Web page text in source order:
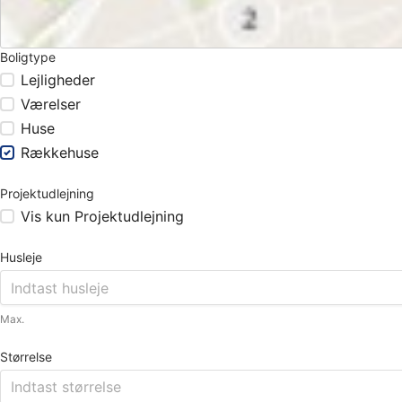
Boligtype
Lejligheder
Værelser
Huse
Rækkehuse
Projektudlejning
Vis kun Projektudlejning
Husleje
Max.
Størrelse